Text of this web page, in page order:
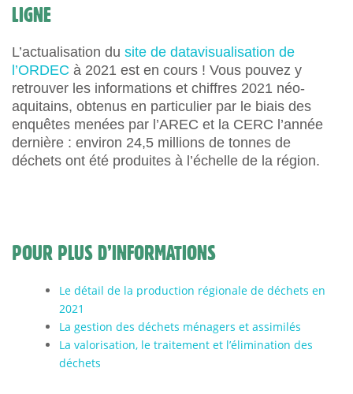
LIGNE
L’actualisation du site de datavisualisation de
l’ORDEC à 2021 est en cours ! Vous pouvez y
retrouver les informations et chiffres 2021 néo-
aquitains, obtenus en particulier par le biais des
enquêtes menées par l’AREC et la CERC l’année
dernière : environ 24,5 millions de tonnes de
déchets ont été produites à l’échelle de la région.
POUR PLUS D’INFORMATIONS
Le détail de la production régionale de déchets en
2021
La gestion des déchets ménagers et assimilés
La valorisation, le traitement et l’élimination des
déchets